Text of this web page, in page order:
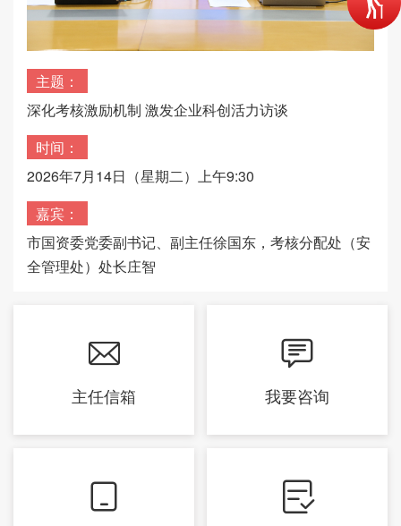
主题：
深化考核激励机制 激发企业科创活力访谈
时间：
2026年7月14日（星期二）上午9:30
嘉宾：
市国资委党委副书记、副主任徐国东，考核分配处（安
全管理处）处长庄智

主任信箱

我要咨询
 